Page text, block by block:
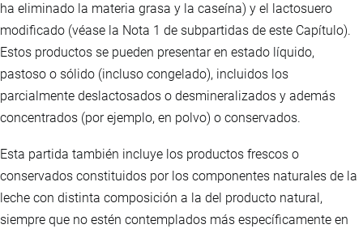
ha eliminado la materia grasa y la caseína) y el lactosuero
modificado (véase la Nota 1 de subpartidas de este Capítulo).
Estos productos se pueden presentar en estado líquido,
pastoso o sólido (incluso congelado), incluidos los
parcialmente deslactosados o desmineralizados y además
concentrados (por ejemplo, en polvo) o conservados.
Esta partida también incluye los productos frescos o
conservados constituidos por los componentes naturales de la
leche con distinta composición a la del producto natural,
siempre que no estén contemplados más específicamente en